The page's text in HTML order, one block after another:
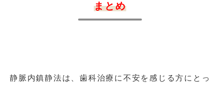
まとめ
静脈内鎮静法は、歯科治療に不安を感じる方にとっ